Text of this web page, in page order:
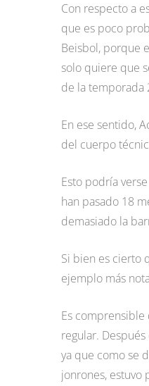
Con respecto a
que es poco
Beisbol, porque
solo quiere que
de la temporada
En ese sentido,
del cuerpo
Esto podría
han pasado 18
demasiado la
Si bien es cierto
ejemplo más
Es
regular.
ya que como se
jonrones, estuvo